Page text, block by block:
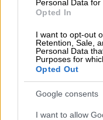
Personal Data for
Opted In
I want to opt-out
Retention, Sale,
Personal Data
Purposes for
Opted Out
Google consents
I want to allow
Βασίλης
εγκληματική
δεδομένα από